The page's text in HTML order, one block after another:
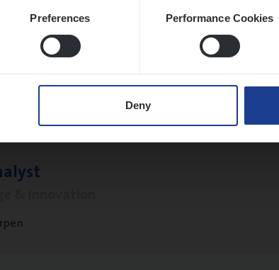
Preferences Performance Cookies
Deny
Care Expert
Services